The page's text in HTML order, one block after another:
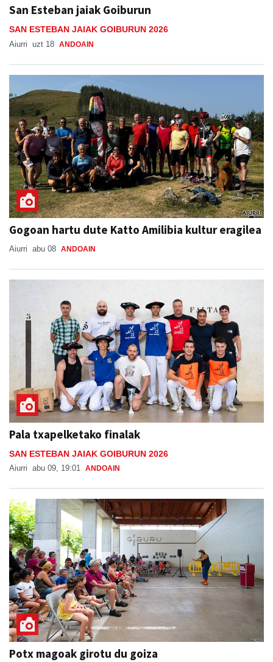
San Esteban jaiak Goiburun
SAN ESTEBAN JAIAK GOIBURUN 2026
Aiurri uzt 18 ANDOAIN
Gogoan hartu dute Katto Amilibia kultur eragilea
Aiurri abu 08 ANDOAIN
Pala txapelketako finalak
SAN ESTEBAN JAIAK GOIBURUN 2026
Aiurri abu 09, 19:01 ANDOAIN
Potx magoak girotu du goiza